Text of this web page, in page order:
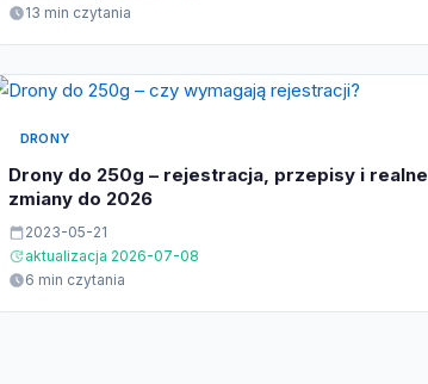
13 min czytania
DRONY
Drony do 250g – rejestracja, przepisy i realne
zmiany do 2026
2023-05-21
aktualizacja 2026-07-08
6 min czytania